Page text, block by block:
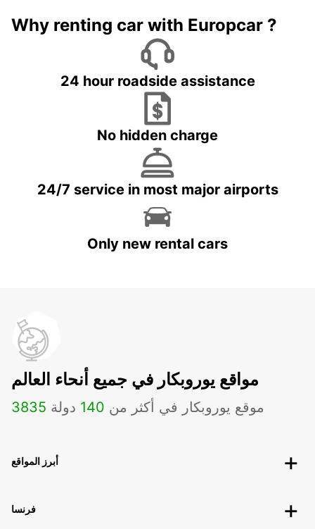
Why renting car with Europcar ?
24 hour roadside assistance
No hidden charge
24/7 service in most major airports
Only new rental cars
مواقع يوروبكار في جميع أنحاء العالم
3835 موقع يوروبكار في أكثر من 140 دولة
أبرز المواقع
فرنسا